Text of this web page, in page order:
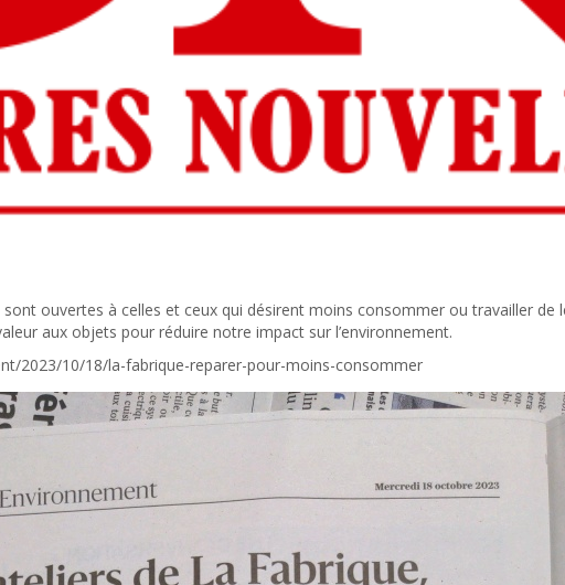
ouvertes à celles et ceux qui désirent moins consommer ou travailler
aux objets pour réduire notre impact sur l’environnement.
2023/10/18/la-fabrique-reparer-pour-moins-consommer